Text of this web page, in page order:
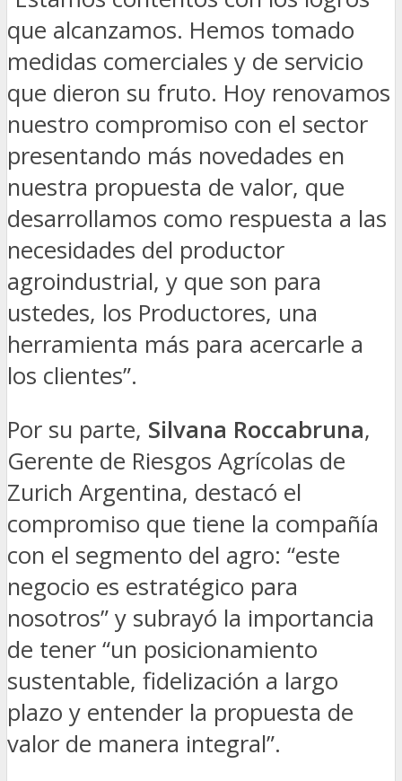
que alcanzamos. Hemos tomado
medidas comerciales y de servicio
que dieron su fruto. Hoy renovamos
nuestro compromiso con el sector
presentando más novedades en
nuestra propuesta de valor, que
desarrollamos como respuesta a las
necesidades del productor
agroindustrial, y que son para
ustedes, los Productores, una
herramienta más para acercarle a
los clientes”.
Por su parte, Silvana Roccabruna,
Gerente de Riesgos Agrícolas de
Zurich Argentina, destacó el
compromiso que tiene la compañía
con el segmento del agro: “este
negocio es estratégico para
nosotros” y subrayó la importancia
de tener “un posicionamiento
sustentable, fidelización a largo
plazo y entender la propuesta de
valor de manera integral”.